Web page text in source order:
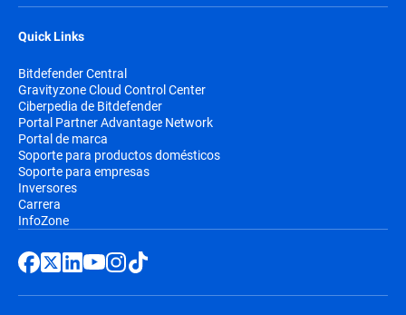
Quick Links
Bitdefender Central
Gravityzone Cloud Control Center
Ciberpedia de Bitdefender
Portal Partner Advantage Network
Portal de marca
Soporte para productos domésticos
Soporte para empresas
Inversores
Carrera
InfoZone